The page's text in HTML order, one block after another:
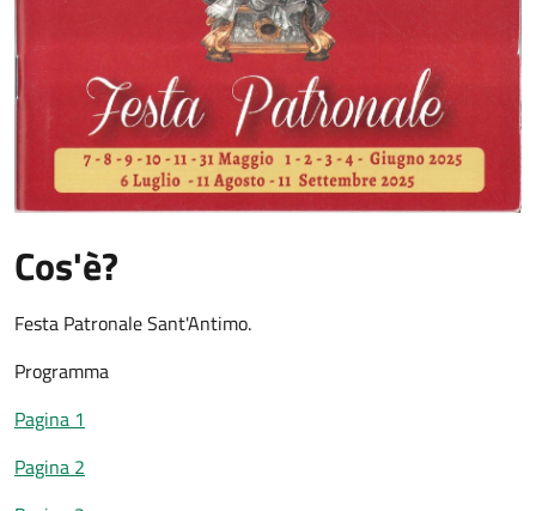
Cos'è?
Festa Patronale Sant'Antimo.
Programma
Pagina 1
Pagina 2